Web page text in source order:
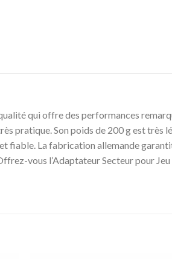
qui offre des performances
pratique. Son poids de 200 g est très
fiable. La fabrication allemande
vous l’Adaptateur Secteur pour